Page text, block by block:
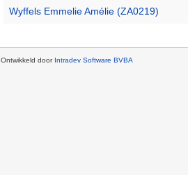
Wyffels Emmelie Amélie (ZA0219)
Ontwikkeld door Intradev Software BVBA